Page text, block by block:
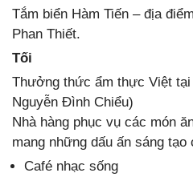
Tắm biển Hàm Tiến – địa
Phan Thiết.
Tối
Thưởng thức ẩm thực Việt tại
Nguyễn Đình Chiểu)
Nhà hàng phục vụ các món
mang những dấu ấn sáng tạo
Café nhạc sống